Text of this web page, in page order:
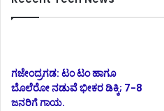
ಗಜೇಂದ್ರಗಡ: ಟಂ ಟಂ ಹಾಗೂ
ಬೊಲೆರೋ ನಡುವೆ ಭೀಕರ ಡಿಕ್ಕಿ; 7-8
ಜನರಿಗೆ ಗಾಯ.